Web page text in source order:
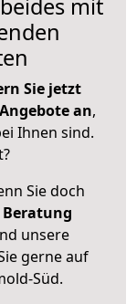
mit
Sie jetzt
an,
Ihnen sind.
Sie doch
unsere
gerne auf
Süd.